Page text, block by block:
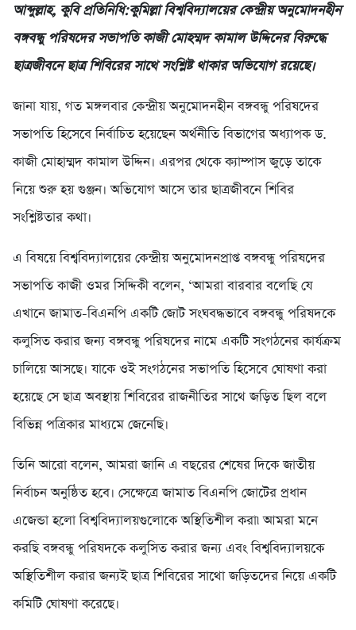
আব্দুল্লাহ, কুবি প্রতিনিধি:কুমিল্লা বিশ্ববিদ্যালয়ের কেন্দ্রীয় অনুমোদনহীন
বঙ্গবন্ধু পরিষদের সভাপতি কাজী মোহম্মদ কামাল উদ্দিনের বিরুদ্ধে
ছাত্রজীবনে ছাত্র শিবিরের সাথে সংশ্লিষ্ট থাকার অভিযোগ রয়েছে।
জানা যায়, গত মঙ্গলবার কেন্দ্রীয় অনুমোদনহীন বঙ্গবন্ধু পরিষদের
সভাপতি হিসেবে নির্বাচিত হয়েছেন অর্থনীতি বিভাগের অধ্যাপক ড.
কাজী মোহাম্মদ কামাল উদ্দিন। এরপর থেকে ক্যাম্পাস জুড়ে তাকে
নিয়ে শুরু হয় গুঞ্জন। অভিযোগ আসে তার ছাত্রজীবনে শিবির
সংশ্লিষ্টতার কথা।
এ বিষয়ে বিশ্ববিদ্যালয়ের কেন্দ্রীয় অনুমোদনপ্রাপ্ত বঙ্গবন্ধু পরিষদের
সভাপতি কাজী ওমর সিদ্দিকী বলেন, ‘আমরা বারবার বলেছি যে
এখানে জামাত-বিএনপি একটি জোট সংঘবদ্ধভাবে বঙ্গবন্ধু পরিষদকে
কলুসিত করার জন্য বঙ্গবন্ধু পরিষদের নামে একটি সংগঠনের কার্যক্রম
চালিয়ে আসছে। যাকে ওই সংগঠনের সভাপতি হিসেবে ঘোষণা করা
হয়েছে সে ছাত্র অবস্থায় শিবিরের রাজনীতির সাথে জড়িত ছিল বলে
বিভিন্ন পত্রিকার মাধ্যমে জেনেছি।
তিনি আরো বলেন, আমরা জানি এ বছরের শেষের দিকে জাতীয়
নির্বাচন অনুষ্ঠিত হবে। সেক্ষেত্রে জামাত বিএনপি জোটের প্রধান
এজেন্ডা হলো বিশ্ববিদ্যালয়গুলোকে অস্থিতিশীল করা৷ আমরা মনে
করছি বঙ্গবন্ধু পরিষদকে কলুসিত করার জন্য এবং বিশ্ববিদ্যালয়কে
অস্থিতিশীল করার জন্যই ছাত্র শিবিরের সাথো জড়িতদের নিয়ে একটি
কমিটি ঘোষণা করেছে।